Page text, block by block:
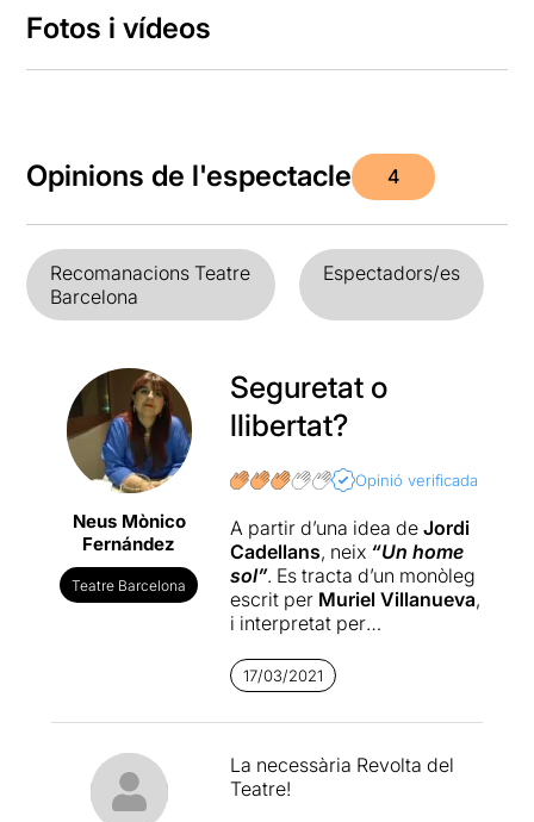
Fotos i vídeos
Opinions de l'espectacle 4
Recomanacions Teatre
Barcelona
Espectadors/es
Neus Mònico
Fernández
Teatre Barcelona
Seguretat o
llibertat?
Opinió verificada
A partir d’una idea de Jordi
Cadellans, neix “Un home
sol”. Es tracta d’un monòleg
escrit per Muriel Villanueva,
i interpretat per
“Un home sol” està
ambientat en un futur
tecnològics, la robòtica i les
tecnologies d’internet
17/03/2021
La necessària Revolta del
Teatre!